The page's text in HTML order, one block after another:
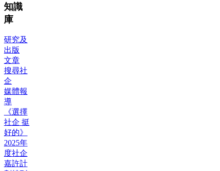
知識
庫
研究及
出版
文章
搜尋社
企
媒體報
導
《選擇
社企 挺
好的》
2025年
度社企
嘉許計